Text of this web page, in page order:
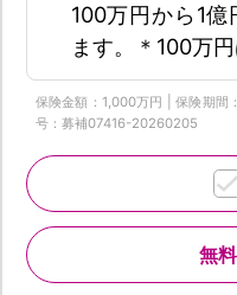
100万円から1
ます。＊100万
保険金額：1,000万円 | 保険期間
号：募補07416-20260205
無